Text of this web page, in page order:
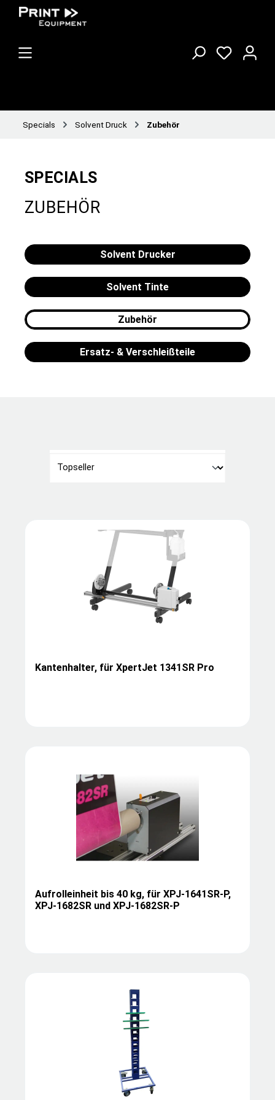
Specials Solvent Druck Zubehör
SPECIALS
ZUBEHÖR
Solvent Drucker
Solvent Tinte
Zubehör
Ersatz- & Verschleißteile
Kantenhalter, für XpertJet 1341SR Pro
Aufrolleinheit bis 40 kg, für XPJ-1641SR-P,
XPJ-1682SR und XPJ-1682SR-P